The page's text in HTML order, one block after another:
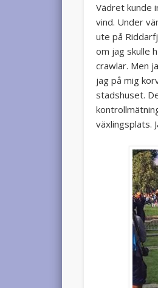
Vädret kunde
vind. Under
ute på
om jag skulle
crawlar. Men
jag på mig
stadshuset.
växlingsplats.